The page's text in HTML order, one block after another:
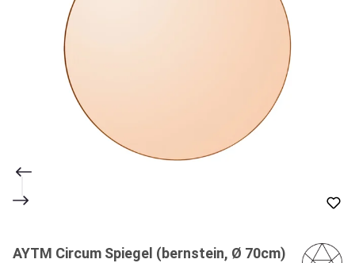
AYTM Circum Spiegel (bernstein, Ø 70cm)